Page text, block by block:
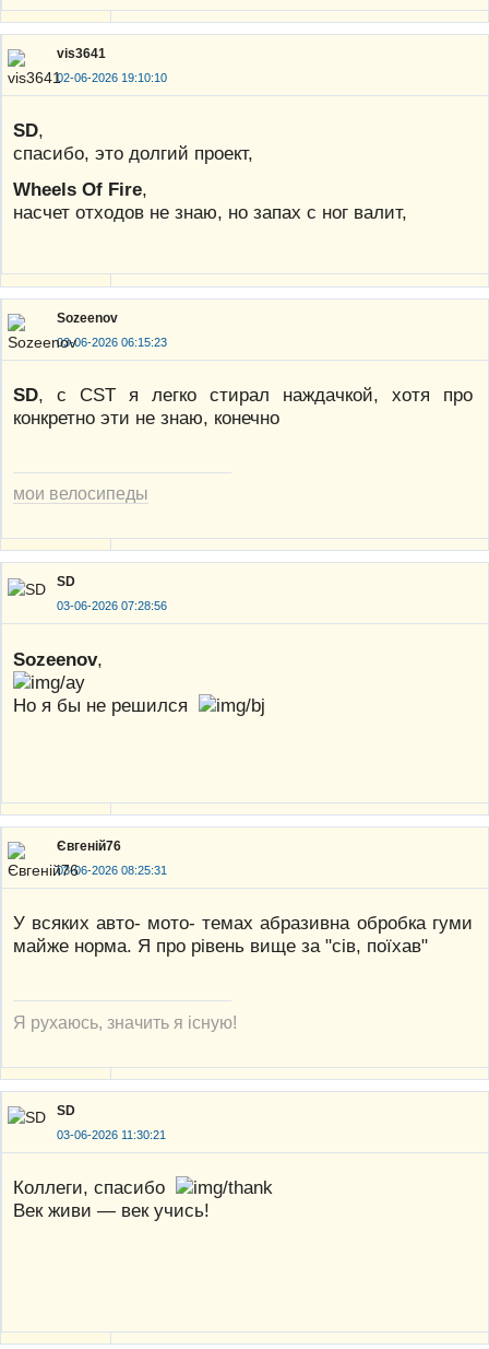
vis3641
02-06-2026 19:10:10
SD,
спасибо, это долгий проект,
Wheels Of Fire,
насчет отходов не знаю, но запах с ног валит,
Sozeenov
03-06-2026 06:15:23
SD, c CST я легко стирал наждачкой, хотя про
конкретно эти не знаю, конечно
мои велосипеды
SD
03-06-2026 07:28:56
Sozeenov,
Но я бы не решился
Євгеній76
03-06-2026 08:25:31
У всяких авто- мото- темах абразивна обробка гуми
майже норма. Я про рівень вище за "сів, поїхав"
Я рухаюсь, значить я існую!
SD
03-06-2026 11:30:21
Коллеги, спасибо
Век живи — век учись!